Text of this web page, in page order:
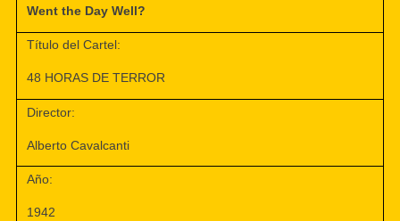
Went the Day Well?
Título del Cartel:
48 HORAS DE TERROR
Director:
Alberto Cavalcanti
Año:
1942